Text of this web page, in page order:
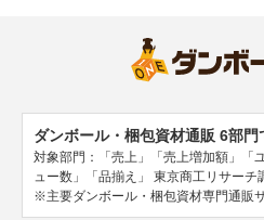
ダンボール・梱包資材通販 6部門
対象部門：「売上」「売上増加額」「
ュー数」「品揃え」
東京商工リサーチ
※主要ダンボール・梱包資材専門通販